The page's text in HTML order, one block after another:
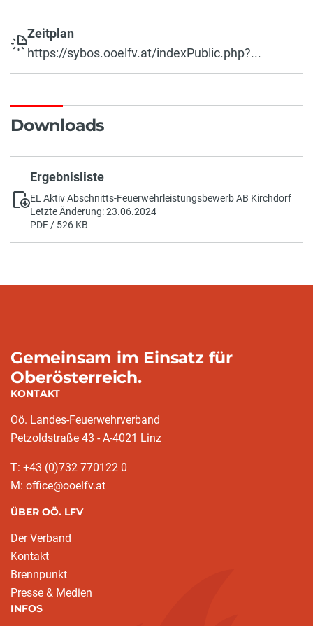
Zeitplan
https://sybos.ooelfv.at/indexPublic.php?...
Downloads
Ergebnisliste
EL Aktiv Abschnitts-Feuerwehrleistungsbewerb AB Kirchdorf
Letzte Änderung: 23.06.2024
PDF / 526 KB
Gemeinsam im Einsatz für
Oberösterreich.
KONTAKT
Oö. Landes-Feuerwehrverband
Petzoldstraße 43 - A-4021 Linz
T: +43 (0)732 770122 0
M: office@ooelfv.at
ÜBER OÖ. LFV
Der Verband
Kontakt
Brennpunkt
Presse & Medien
INFOS